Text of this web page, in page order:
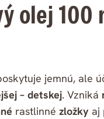
olej 100
jemnú, ale
– detskej. Vzniká
rastlinné zložkyaj